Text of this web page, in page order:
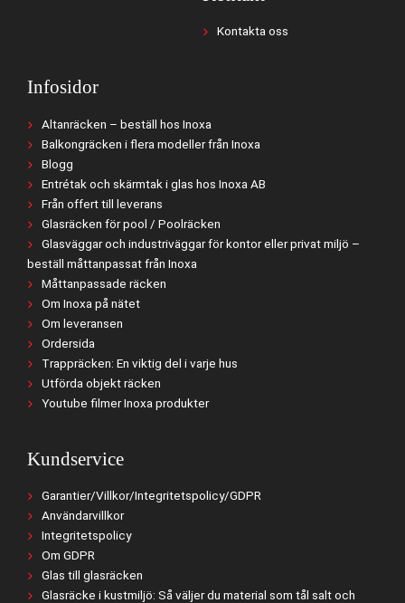
Kontakta oss
Infosidor
Altanräcken – beställ hos Inoxa
Balkongräcken i flera modeller från Inoxa
Blogg
Entrétak och skärmtak i glas hos Inoxa AB
Från offert till leverans
Glasräcken för pool / Poolräcken
Glasväggar och industriväggar för kontor eller privat miljö –
beställ måttanpassat från Inoxa
Måttanpassade räcken
Om Inoxa på nätet
Om leveransen
Ordersida
Trappräcken: En viktig del i varje hus
Utförda objekt räcken
Youtube filmer Inoxa produkter
Kundservice
Garantier/Villkor/Integritetspolicy/GDPR
Användarvillkor
Integritetspolicy
Om GDPR
Glas till glasräcken
Glasräcke i kustmiljö: Så väljer du material som tål salt och